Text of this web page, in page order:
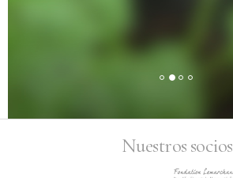
Nuestros socios